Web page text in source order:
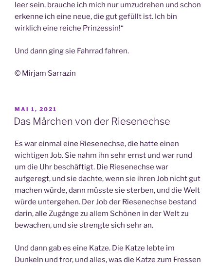
leer sein, brauche ich mich nur umzudrehen und schon
erkenne ich eine neue, die gut gefüllt ist. Ich bin
wirklich eine reiche Prinzessin!“
Und dann ging sie Fahrrad fahren.
© Mirjam Sarrazin
VERÖFFENTLICHT
AM
MAI 1, 2021
Das Märchen von der Riesenechse
Es war einmal eine Riesenechse, die hatte einen
wichtigen Job. Sie nahm ihn sehr ernst und war rund
um die Uhr beschäftigt. Die Riesenechse war
aufgeregt, und sie dachte, wenn sie ihren Job nicht gut
machen würde, dann müsste sie sterben, und die Welt
würde untergehen. Der Job der Riesenechse bestand
darin, alle Zugänge zu allem Schönen in der Welt zu
bewachen, und sie strengte sich sehr an.
Und dann gab es eine Katze. Die Katze lebte im
Dunkeln und fror, und alles, was die Katze zum Fressen